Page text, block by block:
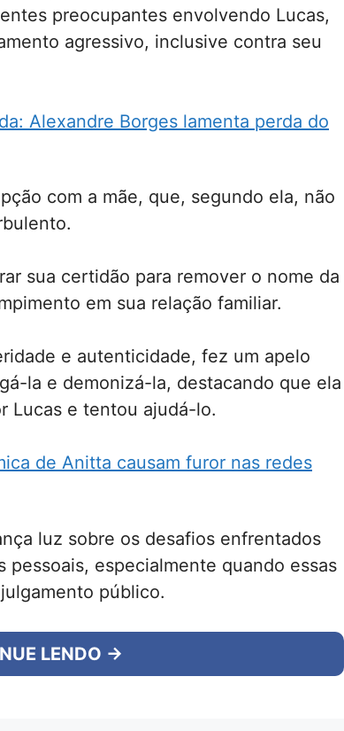
preocupantes envolvendo Lucas,
agressivo, inclusive contra seu
Alexandre Borges lamenta perda do
com a mãe, que, segundo ela, não
sua certidão para remover o nome da
em sua relação familiar.
e autenticidade, fez um apelo
la e demonizá-la, destacando que ela
Lucas e tentou ajudá-lo.
de Anitta causam furor nas redes
luz sobre os desafios enfrentados
pessoais, especialmente quando essas
público.
LENDO →